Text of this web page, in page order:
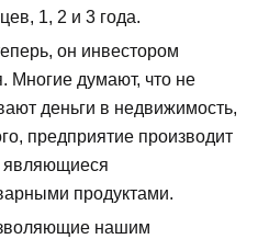
1, 2 и 3 года.
он инвестором
Многие думают, что не
деньги в недвижимость,
предприятие производит
являющиеся
продуктами.
нашим